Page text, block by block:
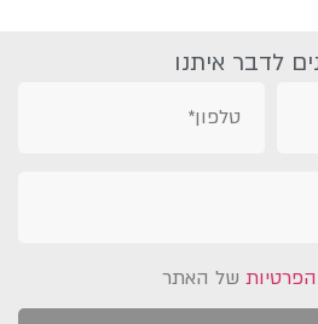
לדבר איתנו
הפרטיות של האתר